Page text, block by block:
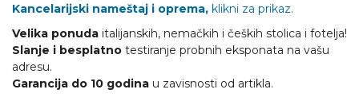
Kancelarijski nameštaj i oprema, klikni za prikaz.
Velika ponuda italijanskih, nemačkih i čeških stolica i fotelja!
Slanje i besplatno testiranje probnih eksponata na vašu
adresu.
Garancija do 10 godina u zavisnosti od artikla.